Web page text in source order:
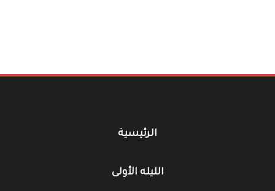
الرئيسية
الليله الأولى